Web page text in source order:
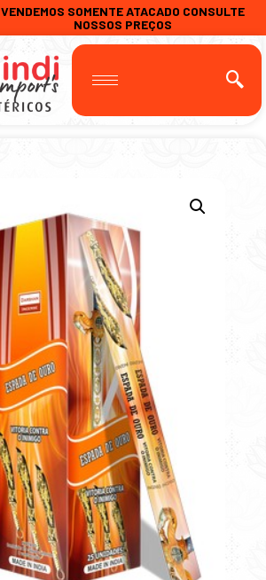
VENDEMOS SOMENTE ATACADO CONSULTE
NOSSOS PREÇOS